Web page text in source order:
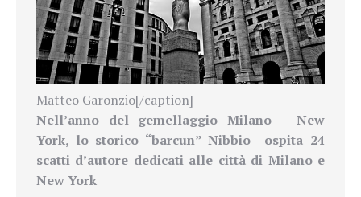
Matteo Garonzio[/caption]
Nell’anno del gemellaggio Milano – New
York, lo storico “barcun” Nibbio ospita 24
scatti d’autore dedicati alle città di Milano e
New York